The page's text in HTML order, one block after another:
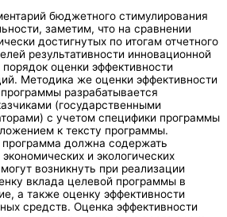
бюджетного стимулирования
заметим, что на сравнении
достигнутых по итогам отчетного
результативности инновационной
оценки эффективности
Методика же оценки эффективности
разрабатывается
(государственными
с учетом специфики программы
к тексту программы.
должна содержать
и экологических
возникнуть при реализации
вклада целевой программы в
а также оценку эффективности
средств. Оценка эффективности